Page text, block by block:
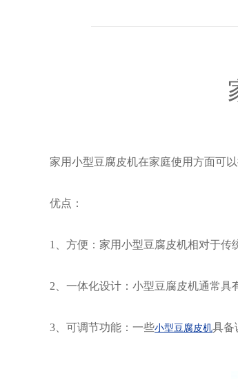
家用小型豆腐皮机在家庭使用方面可
优点：
1、方便：家用小型豆腐皮机相对于传
2、一体化设计：小型豆腐皮机通常具
3、可调节功能：一些小型豆腐皮机具备